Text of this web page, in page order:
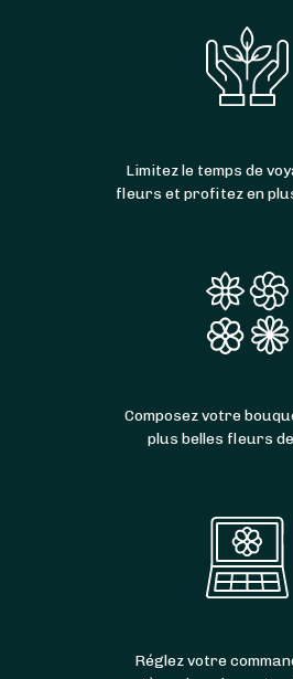
Limitez le temps de
fleurs et profitez en
Composez votre
plus belles fleurs
Réglez votre